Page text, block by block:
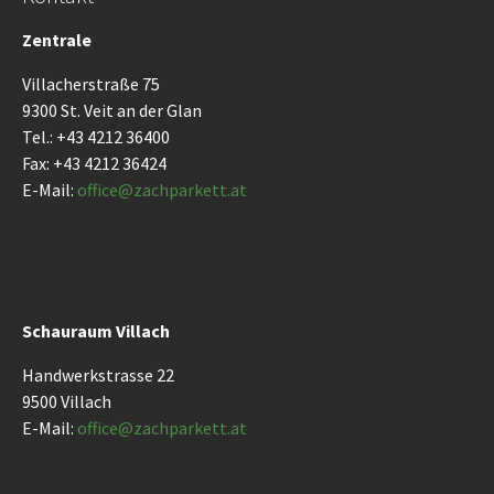
Zentrale
Villacherstraße 75
9300 St. Veit an der Glan
Tel.: +43 4212 36400
Fax: +43 4212 36424
E-Mail: office@zachparkett.at
Schauraum Villach
Handwerkstrasse 22
9500 Villach
E-Mail: office@zachparkett.at